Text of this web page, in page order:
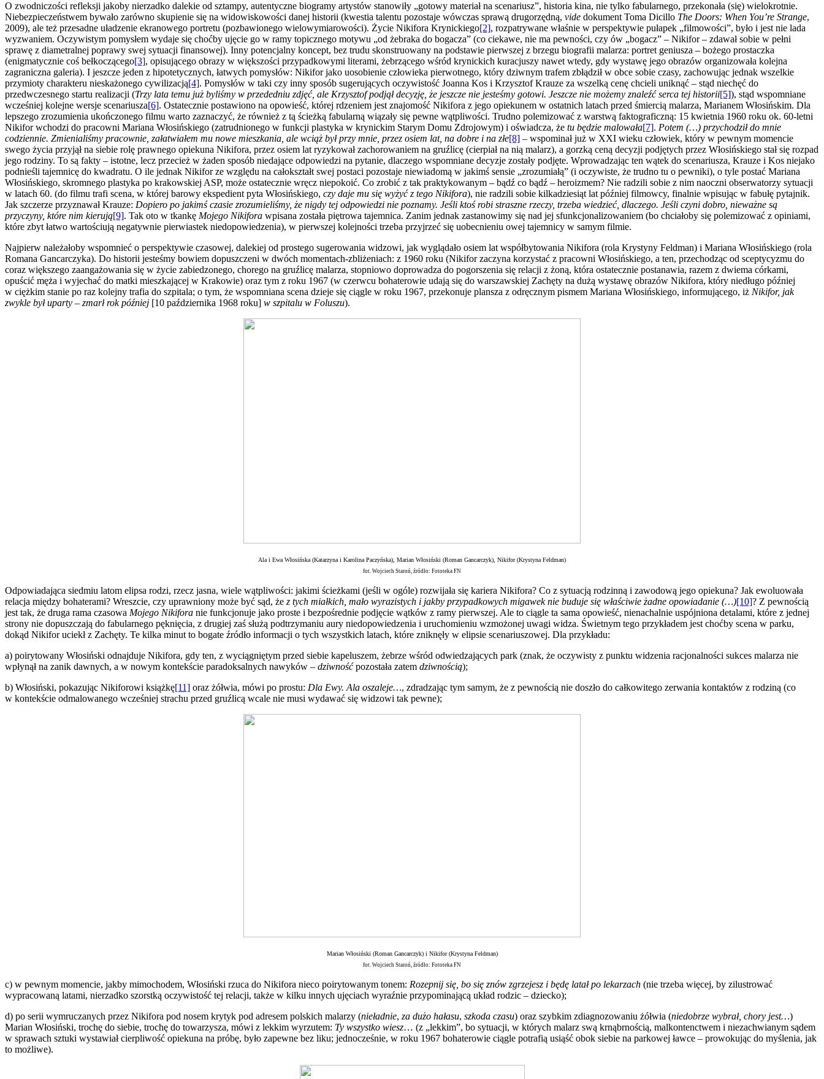
O zwodniczości refleksji jakoby nierzadko dalekie od sztampy, autentyczne biogramy artystów stanowiły „gotowy materiał na scenariusz”, historia kina, nie tylko fabularnego, przekonała (się) wielokrotnie.
Niebezpieczeństwem bywało zarówno skupienie się na widowiskowości danej historii (kwestia talentu pozostaje wówczas sprawą drugorzędną, vide dokument Toma Dicillo The Doors: When You’re Strange,
2009), ale też przesadne uładzenie ekranowego portretu (pozbawionego wielowymiarowości). Życie Nikifora Krynickiego[2], rozpatrywane właśnie w perspektywie pułapek „filmowości”, było i jest nie lada
wyzwaniem. Oczywistym pomysłem wydaje się choćby ujęcie go w ramy topicznego motywu „od żebraka do bogacza” (co ciekawe, nie ma pewności, czy ów „bogacz” – Nikifor – zdawał sobie w pełni
sprawę z diametralnej poprawy swej sytuacji finansowej). Inny potencjalny koncept, bez trudu skonstruowany na podstawie pierwszej z brzegu biografii malarza: portret geniusza – bożego prostaczka
(enigmatycznie coś bełkoczącego[3], opisującego obrazy w większości przypadkowymi literami, żebrzącego wśród krynickich kuracjuszy nawet wtedy, gdy wystawę jego obrazów organizowała kolejna
zagraniczna galeria). I jeszcze jeden z hipotetycznych, łatwych pomysłów: Nikifor jako uosobienie człowieka pierwotnego, który dziwnym trafem zbłądził w obce sobie czasy, zachowując jednak wszelkie
przymioty charakteru nieskażonego cywilizacją[4]. Pomysłów w taki czy inny sposób sugerujących oczywistość Joanna Kos i Krzysztof Krauze za wszelką cenę chcieli uniknąć – stąd niechęć do
przedwczesnego startu realizacji (Trzy lata temu już byliśmy w przededniu zdjęć, ale Krzysztof podjął decyzję, że jeszcze nie jesteśmy gotowi. Jeszcze nie możemy znaleźć serca tej historii[5]), stąd wspomniane
wcześniej kolejne wersje scenariusza[6]. Ostatecznie postawiono na opowieść, której rdzeniem jest znajomość Nikifora z jego opiekunem w ostatnich latach przed śmiercią malarza, Marianem Włosińskim. Dla
lepszego zrozumienia ukończonego filmu warto zaznaczyć, że również z tą ścieżką fabularną wiązały się pewne wątpliwości. Trudno polemizować z warstwą faktograficzną: 15 kwietnia 1960 roku ok. 60-letni
Nikifor wchodzi do pracowni Mariana Włosińskiego (zatrudnionego w funkcji plastyka w krynickim Starym Domu Zdrojowym) i oświadcza, że tu będzie malowała[7]. Potem (…) przychodził do mnie
codziennie. Zmienialiśmy pracownie, załatwiałem mu nowe mieszkania, ale wciąż był przy mnie, przez osiem lat, na dobre i na złe[8] – wspominał już w XXI wieku człowiek, który w pewnym momencie
swego życia przyjął na siebie rolę prawnego opiekuna Nikifora, przez osiem lat ryzykował zachorowaniem na gruźlicę (cierpiał na nią malarz), a gorzką ceną decyzji podjętych przez Włosińskiego stał się rozpad
jego rodziny. To są fakty – istotne, lecz przecież w żaden sposób niedające odpowiedzi na pytanie, dlaczego wspomniane decyzje zostały podjęte. Wprowadzając ten wątek do scenariusza, Krauze i Kos niejako
podnieśli tajemnicę do kwadratu. O ile jednak Nikifor ze względu na całokształt swej postaci pozostaje niewiadomą w jakimś sensie „zrozumiałą” (i oczywiste, że trudno tu o pewniki), o tyle postać Mariana
Włosińskiego, skromnego plastyka po krakowskiej ASP, może ostatecznie wręcz niepokoić. Co zrobić z tak praktykowanym – bądź co bądź – heroizmem? Nie radzili sobie z nim naoczni obserwatorzy sytuacji
w latach 60. (do filmu trafi scena, w której barowy ekspedient pyta Włosińskiego, czy daje mu się wyżyć z tego Nikifora), nie radzili sobie kilkadziesiąt lat później filmowcy, finalnie wpisując w fabułę pytajnik.
Jak szczerze przyznawał Krauze: Dopiero po jakimś czasie zrozumieliśmy, że nigdy tej odpowiedzi nie poznamy. Jeśli ktoś robi straszne rzeczy, trzeba wiedzieć, dlaczego. Jeśli czyni dobro, nieważne są
przyczyny, które nim kierują[9]. Tak oto w tkankę Mojego Nikifora wpisana została piętrowa tajemnica. Zanim jednak zastanowimy się nad jej sfunkcjonalizowaniem (bo chciałoby się polemizować z opiniami,
które zbyt łatwo wartościują negatywnie pierwiastek niedopowiedzenia), w pierwszej kolejności trzeba przyjrzeć się uobecnieniu owej tajemnicy w samym filmie.
Najpierw należałoby wspomnieć o perspektywie czasowej, dalekiej od prostego sugerowania widzowi, jak wyglądało osiem lat współbytowania Nikifora (rola Krystyny Feldman) i Mariana Włosińskiego (rola
Romana Gancarczyka). Do historii jesteśmy bowiem dopuszczeni w dwóch momentach-zbliżeniach: z 1960 roku (Nikifor zaczyna korzystać z pracowni Włosińskiego, a ten, przechodząc od sceptycyzmu do
coraz większego zaangażowania się w życie zabiedzonego, chorego na gruźlicę malarza, stopniowo doprowadza do pogorszenia się relacji z żoną, która ostatecznie postanawia, razem z dwiema córkami,
opuścić męża i wyjechać do matki mieszkającej w Krakowie) oraz tym z roku 1967 (w czerwcu bohaterowie udają się do warszawskiej Zachęty na dużą wystawę obrazów Nikifora, który niedługo później
w ciężkim stanie po raz kolejny trafia do szpitala; o tym, że wspomniana scena dzieje się ciągle w roku 1967, przekonuje plansza z odręcznym pismem Mariana Włosińskiego, informującego, iż Nikifor, jak
zwykle był uparty – zmarł rok później [10 października 1968 roku] w szpitalu w Foluszu).
Ala i Ewa Włosińska (Katarzyna i Karolina Paczyńska), Marian Włosiński (Roman Gancarczyk), Nikifor (Krystyna Feldman)
fot. Wojciech Staroń, źródło: Fototeka FN
Odpowiadająca siedmiu latom elipsa rodzi, rzecz jasna, wiele wątpliwości: jakimi ścieżkami (jeśli w ogóle) rozwijała się kariera Nikifora? Co z sytuacją rodzinną i zawodową jego opiekuna? Jak ewoluowała
relacja między bohaterami? Wreszcie, czy uprawniony może być sąd, że z tych miałkich, mało wyrazistych i jakby przypadkowych migawek nie buduje się właściwie żadne opowiadanie (…)[10]? Z pewnością
jest tak, że druga rama czasowa Mojego Nikifora nie funkcjonuje jako proste i bezpośrednie podjęcie wątków z ramy pierwszej. Ale to ciągle ta sama opowieść, nienachalnie uspójniona detalami, które z jednej
strony nie dopuszczają do fabularnego pęknięcia, z drugiej zaś służą podtrzymaniu aury niedopowiedzenia i uruchomieniu wzmożonej uwagi widza. Świetnym tego przykładem jest choćby scena w parku,
dokąd Nikifor uciekł z Zachęty. Te kilka minut to bogate źródło informacji o tych wszystkich latach, które zniknęły w elipsie scenariuszowej. Dla przykładu:
a) poirytowany Włosiński odnajduje Nikifora, gdy ten, z wyciągniętym przed siebie kapeluszem, żebrze wśród odwiedzających park (znak, że oczywisty z punktu widzenia racjonalności sukces malarza nie
wpłynął na zanik dawnych, a w nowym kontekście paradoksalnych nawyków – dziwnośćpozostała zatem dziwnością);
b) Włosiński, pokazując Nikiforowi książkę[11] oraz żółwia, mówi po prostu: Dla Ewy. Ala oszaleje…, zdradzając tym samym, że z pewnością nie doszło do całkowitego zerwania kontaktów z rodziną (co
w kontekście odmalowanego wcześniej strachu przed gruźlicą wcale nie musi wydawać się widzowi tak pewne);
Marian Włosiński (Roman Gancarczyk) i Nikifor (Krystyna Feldman)
fot. Wojciech Staroń, źródło: Fototeka FN
c) w pewnym momencie, jakby mimochodem, Włosiński rzuca do Nikifora nieco poirytowanym tonem: Rozepnij się, bo się znów zgrzejesz i będę latał po lekarzach (nie trzeba więcej, by zilustrować
wypracowaną latami, nierzadko szorstką oczywistość tej relacji, także w kilku innych ujęciach wyraźnie przypominającą układ rodzic – dziecko);
d) po serii wymruczanych przez Nikifora pod nosem krytyk pod adresem polskich malarzy (nieładnie, za dużo hałasu, szkoda czasu) oraz szybkim zdiagnozowaniu żółwia (niedobrze wybrał, chory jest…)
Marian Włosiński, trochę do siebie, trochę do towarzysza, mówi z lekkim wyrzutem: Ty wszystko wiesz… (z „lekkim”, bo sytuacji, w których malarz swą krnąbrnością, malkontenctwem i niezachwianym sądem
w sprawach sztuki wystawiał cierpliwość opiekuna na próbę, było zapewne bez liku; jednocześnie, w roku 1967 bohaterowie ciągle potrafią usiąść obok siebie na parkowej ławce – prowokując do myślenia, jak
to możliwe).